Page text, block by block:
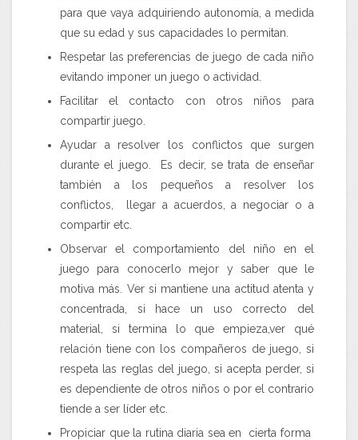
para que vaya adquiriendo autonomía, a medida
que su edad y sus capacidades lo permitan.
Respetar las preferencias de juego de cada niño
evitando imponer un juego o actividad.
Facilitar el contacto con otros niños para
compartir juego.
Ayudar a resolver los conflictos que surgen
durante el juego. Es decir, se trata de enseñar
también a los pequeños a resolver los
conflictos, llegar a acuerdos, a negociar o a
compartir etc.
Observar el comportamiento del niño en el
juego para conocerlo mejor y saber que le
motiva más. Ver si mantiene una actitud atenta y
concentrada, si hace un uso correcto del
material, si termina lo que empieza,ver qué
relación tiene con los compañeros de juego, si
respeta las reglas del juego, si acepta perder, si
es dependiente de otros niños o por el contrario
tiende a ser líder etc.
Propiciar que la rutina diaria sea en cierta forma